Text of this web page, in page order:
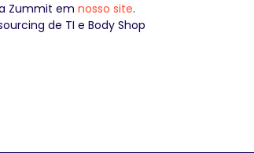
Zummit em nosso site.
de TI e Body Shop